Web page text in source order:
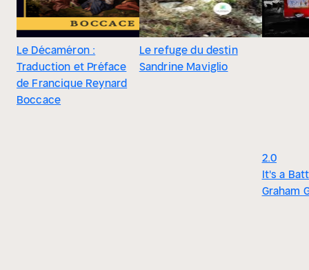
Le Décaméron :
Traduction et Préface
de Francique Reynard
Boccace
Le refuge du destin
Sandrine Maviglio
2.0
It's a
Graham